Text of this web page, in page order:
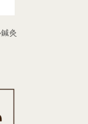
灸